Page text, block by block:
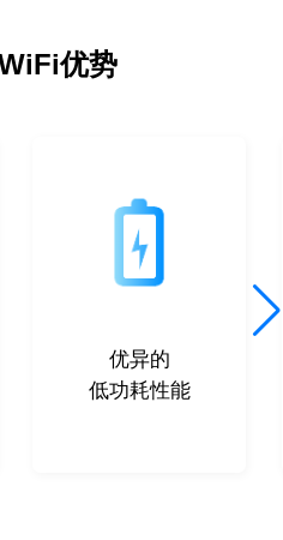
优势
优异的
低功耗性能